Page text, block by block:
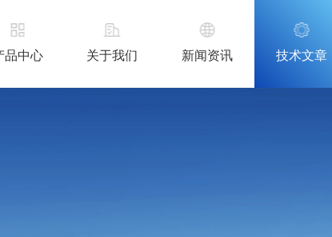
品中心 关于我们 新闻资讯 技术文章